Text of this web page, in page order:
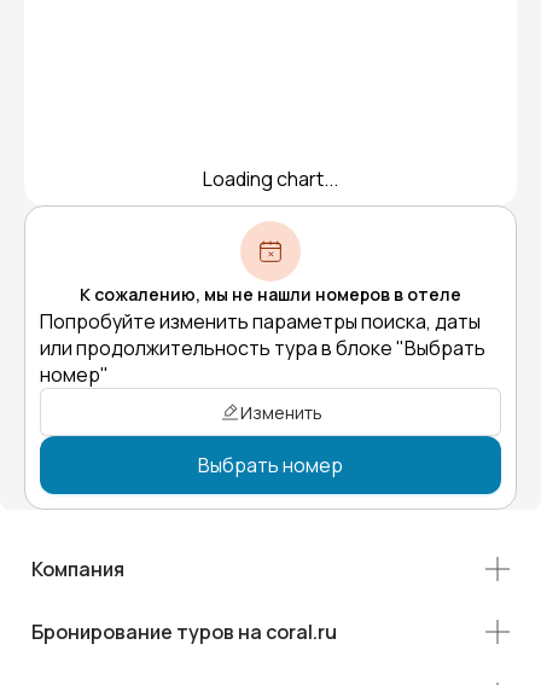
Loading chart...
К сожалению, мы не нашли номеров в отеле
Попробуйте изменить параметры поиска, даты
или продолжительность тура в блоке "Выбрать
номер"
Изменить
Выбрать номер
Компания
Бронирование туров на coral.ru